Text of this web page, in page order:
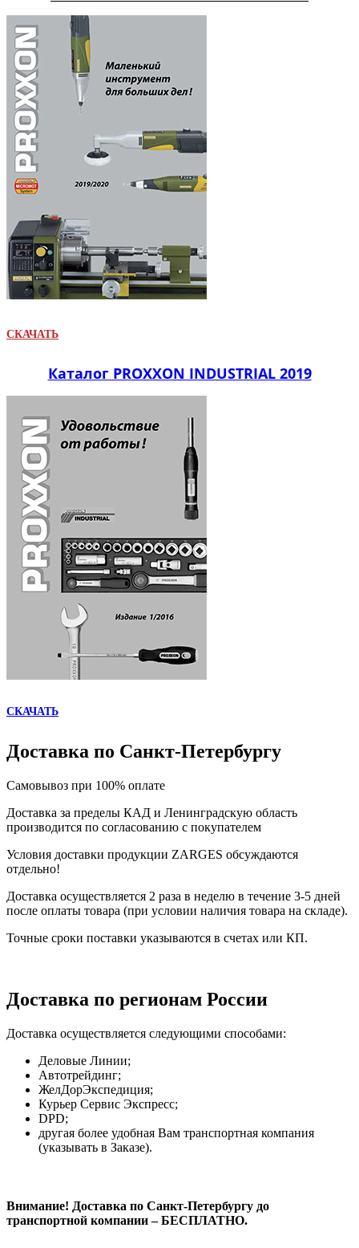
СКАЧАТЬ
Каталог PROXXON INDUSTRIAL 2019
СКАЧАТЬ
Доставка по Санкт-Петербургу
Самовывоз при 100% оплате
Доставка за пределы КАД и Ленинградскую область
производится по согласованию с покупателем
Условия доставки продукции ZARGES обсуждаются
отдельно!
Доставка осуществляется 2 раза в неделю в течение 3-5 дней
после оплаты товара (при условии наличия товара на складе).
Точные сроки поставки указываются в счетах или КП.
Доставка по регионам России
Доставка осуществляется следующими способами:
Деловые Линии;
Автотрейдинг;
ЖелДорЭкспедиция;
Курьер Сервис Экспресс;
DPD;
другая более удобная Вам транспортная компания
(указывать в Заказе).
Внимание! Доставка по Санкт-Петербургу до
транспортной компании – БЕСПЛАТНО.